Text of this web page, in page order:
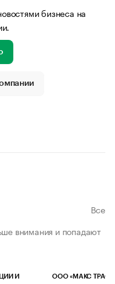
ПСБ
бизнеса на
Все
внимания и попадают
И
ООО «МАКС ТРАСТ»